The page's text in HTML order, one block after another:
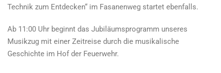
Technik zum Entdecken“ im Fasanenweg startet ebenfalls.
Ab 11:00 Uhr beginnt das Jubiläumsprogramm unseres
Musikzug mit einer Zeitreise durch die musikalische
Geschichte im Hof der Feuerwehr.